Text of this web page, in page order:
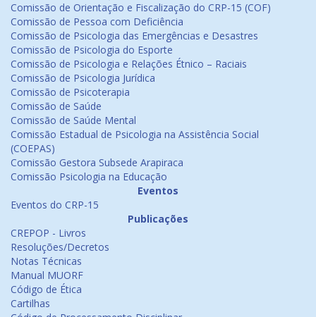
Comissão de Orientação e Fiscalização do CRP-15 (COF)
Comissão de Pessoa com Deficiência
Comissão de Psicologia das Emergências e Desastres
Comissão de Psicologia do Esporte
Comissão de Psicologia e Relações Étnico – Raciais
Comissão de Psicologia Jurídica
Comissão de Psicoterapia
Comissão de Saúde
Comissão de Saúde Mental
Comissão Estadual de Psicologia na Assistência Social
(COEPAS)
Comissão Gestora Subsede Arapiraca
Comissão Psicologia na Educação
Eventos
Eventos do CRP-15
Publicações
CREPOP - Livros
Resoluções/Decretos
Notas Técnicas
Manual MUORF
Código de Ética
Cartilhas